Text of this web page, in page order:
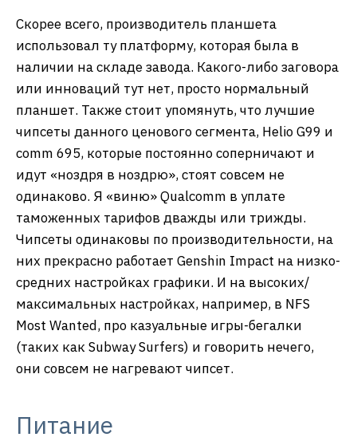
Скорее всего, производитель планшета
использовал ту платформу, которая была в
наличии на складе завода. Какого-либо заговора
или инноваций тут нет, просто нормальный
планшет. Также стоит упомянуть, что лучшие
чипсеты данного ценового сегмента, Helio G99 и
comm 695, которые постоянно соперничают и
идут «ноздря в ноздрю», стоят совсем не
одинаково. Я «виню» Qualcomm в уплате
таможенных тарифов дважды или трижды.
Чипсеты одинаковы по производительности, на
них прекрасно работает Genshin Impact на низко-
средних настройках графики. И на высоких/
максимальных настройках, например, в NFS
Most Wanted, про казуальные игры-бегалки
(таких как Subway Surfers) и говорить нечего,
они совсем не нагревают чипсет.
Питание